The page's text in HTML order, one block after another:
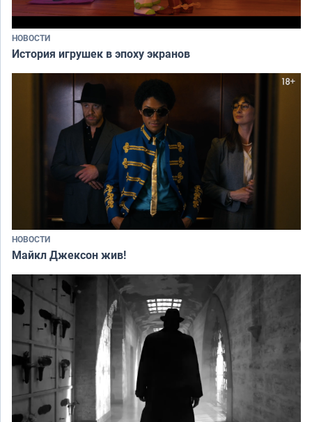
НОВОСТИ
История игрушек в эпоху экранов
НОВОСТИ
Майкл Джексон жив!